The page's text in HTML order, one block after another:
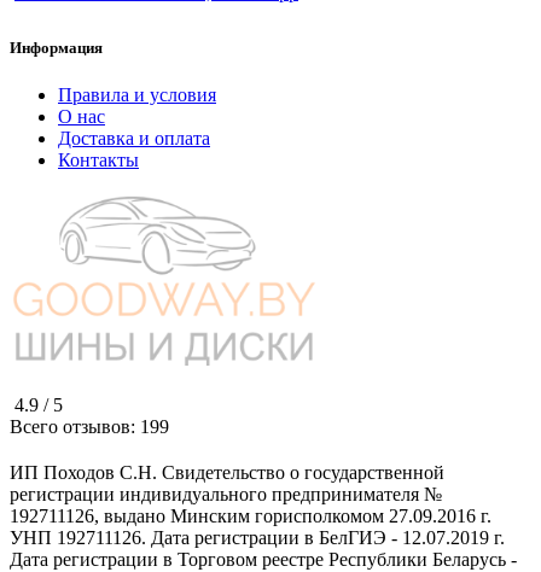
Информация
Правила и условия
О нас
Доставка и оплата
Контакты
4.9 / 5
Всего отзывов: 199
ИП Походов С.Н. Свидетельство о государственной
регистрации индивидуального предпринимателя №
192711126, выдано Минским горисполкомом 27.09.2016 г.
УНП 192711126. Дата регистрации в БелГИЭ - 12.07.2019 г.
Дата регистрации в Торговом реестре Республики Беларусь -